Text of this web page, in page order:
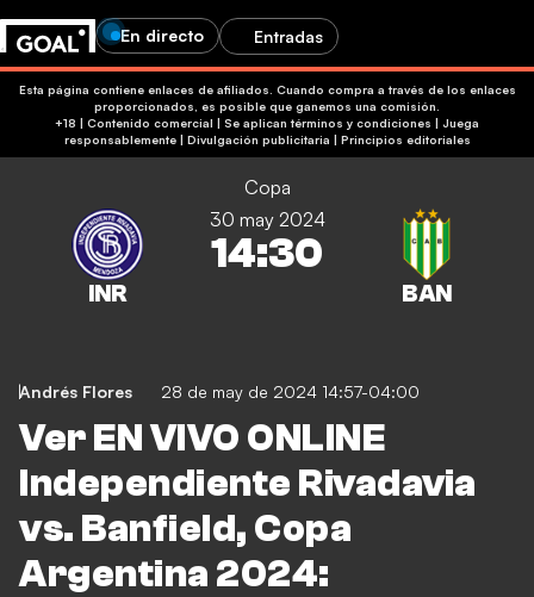
En directo Entradas
Esta página contiene enlaces de afiliados. Cuando compra a través de los enlaces
proporcionados, es posible que ganemos una comisión.
+18 | Contenido comercial | Se aplican términos y condiciones | Juega
responsablemente| Divulgación publicitaria | Principios editoriales
Copa
30 may 2024
14:30
Andrés Flores 28 de may de 2024 14:57-04:00
Ver EN VIVO ONLINE
Independiente Rivadavia
vs. Banfield, Copa
Argentina 2024: